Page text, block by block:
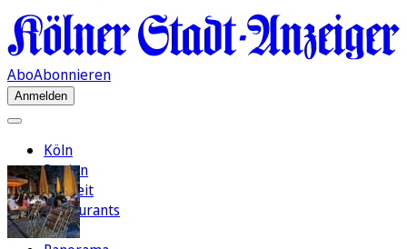
AboAbonnieren
Anmelden
Köln
Region
Freizeit
Restaurants
FC